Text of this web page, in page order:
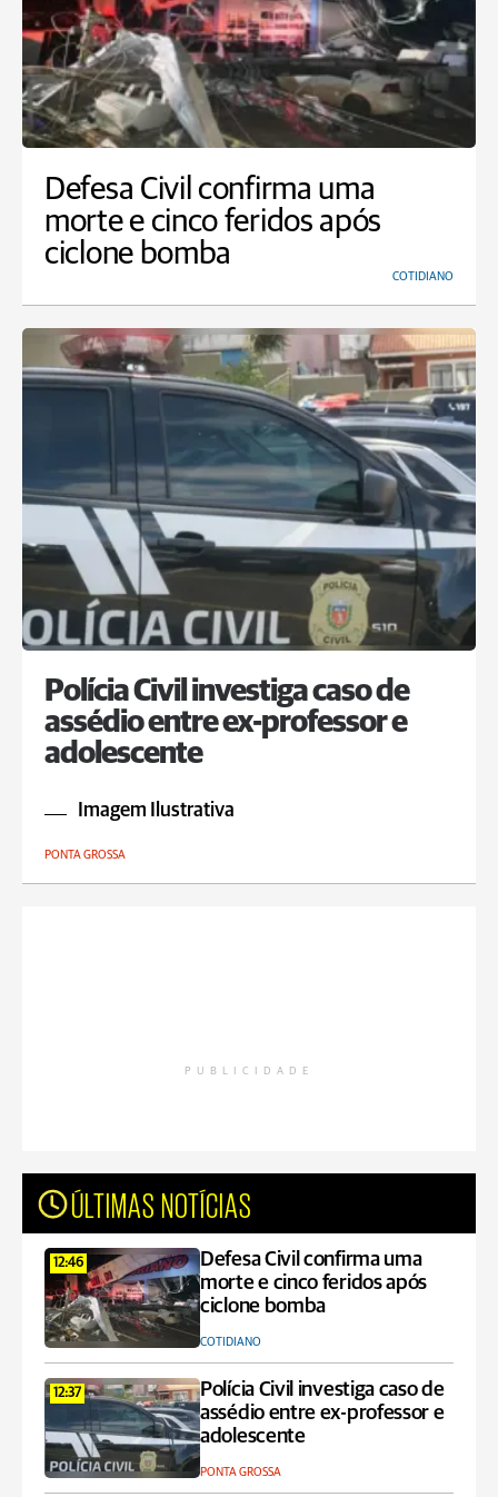
Defesa Civil confirma uma
morte e cinco feridos após
ciclone bomba
COTIDIANO
Polícia Civil investiga caso de
assédio entre ex-professor e
adolescente
Imagem Ilustrativa
PONTA GROSSA
PUBLICIDADE
ÚLTIMAS NOTÍCIAS
12:46
Defesa Civil confirma uma
morte e cinco feridos após
ciclone bomba
COTIDIANO
12:37
Polícia Civil investiga caso de
assédio entre ex-professor e
adolescente
PONTA GROSSA